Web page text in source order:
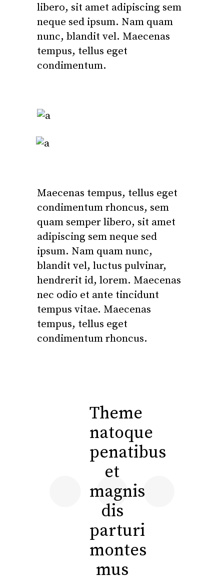
libero, sit amet adipiscing sem
neque sed ipsum. Nam quam
nunc, blandit vel. Maecenas
tempus, tellus eget
condimentum.
Maecenas tempus, tellus eget
condimentum rhoncus, sem
quam semper libero, sit amet
adipiscing sem neque sed
ipsum. Nam quam nunc,
blandit vel, luctus pulvinar,
hendrerit id, lorem. Maecenas
nec odio et ante tincidunt
tempus vitae. Maecenas
tempus, tellus eget
condimentum rhoncus.
Theme
natoque
penatibus
et
magnis
dis
parturi
montes
mus